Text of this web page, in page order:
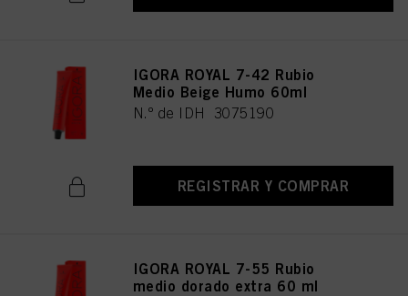
IGORA ROYAL 7-42 Rubio
Medio Beige Humo 60ml
N.º de IDH 3075190
REGISTRAR Y COMPRAR
IGORA ROYAL 7-55 Rubio
medio dorado extra 60 ml